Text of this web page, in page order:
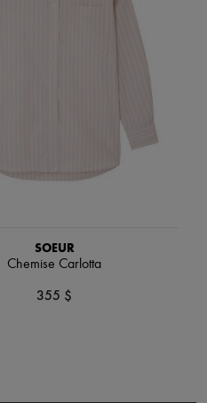
SOEUR
Chemise Carlotta
355 $